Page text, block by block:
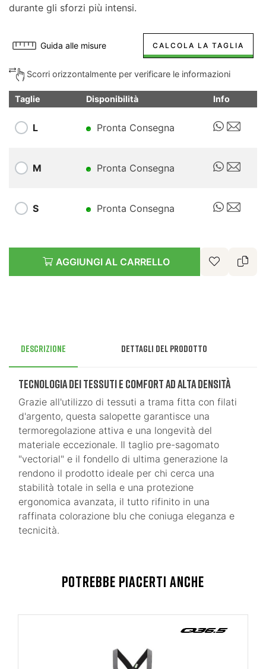
durante gli sforzi più intensi.
Guida alle misure CALCOLA LA TAGLIA
Scorri orizzontalmente per verificare le informazioni
Taglie Disponibilità Info
L Pronta Consegna
M Pronta Consegna
S Pronta Consegna
AGGIUNGI AL CARRELLO
Descrizione Dettagli del prodotto
Tecnologia dei Tessuti e Comfort ad Alta Densità
Grazie all'utilizzo di tessuti a trama fitta con filati
d'argento, questa salopette garantisce una
termoregolazione attiva e una longevità del
materiale eccezionale. Il taglio pre-sagomato
"vectorial" e il fondello di ultima generazione la
rendono il prodotto ideale per chi cerca una
stabilità totale in sella e una protezione
ergonomica avanzata, il tutto rifinito in una
raffinata colorazione blu che coniuga eleganza e
tecnicità.
POTREBBE PIACERTI ANCHE